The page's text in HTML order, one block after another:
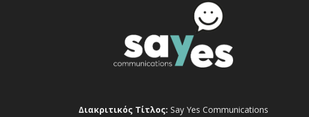
Διακριτικός Τίτλος: Say Yes Communications